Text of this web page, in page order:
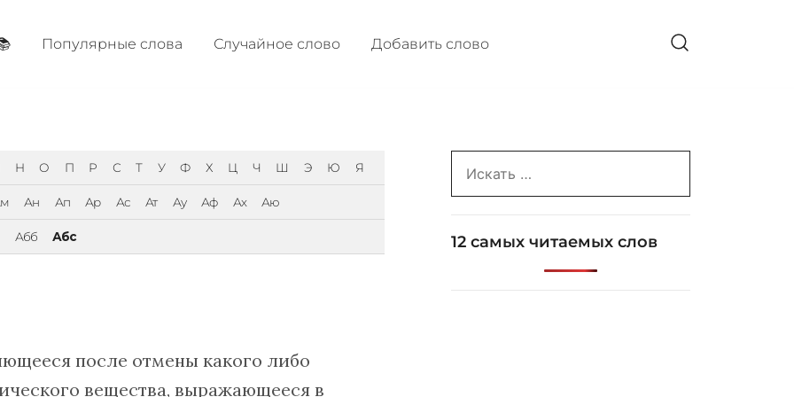
Популярные cлова Случайное слово Добавить слово
Н О П Р С Т У Ф Х Ц Ч Ш Э Ю Я
Ан Ап Ар Ас Ат Ау Аф Ах Аю
Абб Абс
после отмены какого либо
вещества, выражающееся в
for:
12 самых читаемых слов